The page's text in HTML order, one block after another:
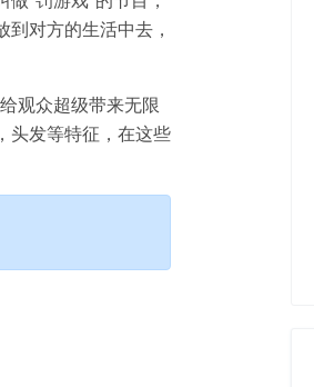
对方的生活中去，
观众超级带来无限
头发等特征，在这些